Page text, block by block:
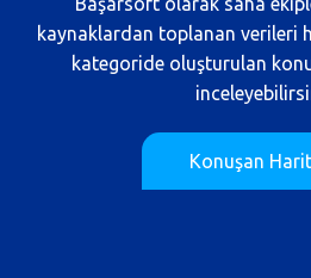
kaynaklardan toplanan verileri
kategoride oluşturulan
Konuşan